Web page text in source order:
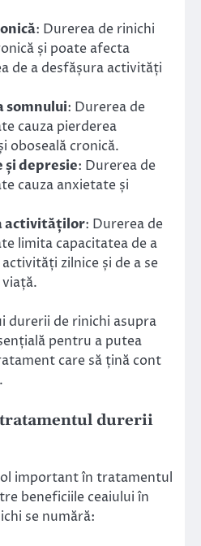
: Durerea de rinichi
și poate afecta
de a desfășura activități
somnului: Durerea de
cauza pierderea
oboseală cronică.
depresie: Durerea de
cauza anxietate și
activităților: Durerea de
limita capacitatea de a
zilnice și de a se
durerii de rinichi asupra
pentru a putea
care să țină cont
durerii
important în tratamentul
beneficiile ceaiului în
se numără: